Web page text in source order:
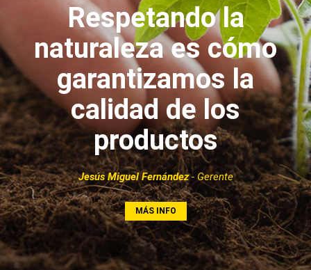
Respetando la
naturaleza es cómo
garantizamos la
calidad de los
productos
Jesús Miguel Fernández- Gerente
MÁS INFO